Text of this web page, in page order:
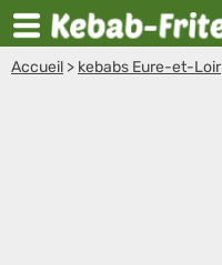
Accueil > kebabs Eure-et-Loir